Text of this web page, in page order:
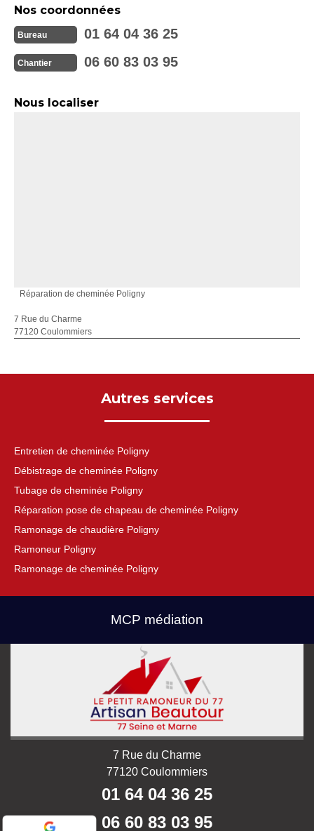
Nos coordonnées
Bureau 01 64 04 36 25
Chantier 06 60 83 03 95
Nous localiser
Réparation de cheminée Poligny
7 Rue du Charme
77120 Coulommiers
Autres services
Entretien de cheminée Poligny
Débistrage de cheminée Poligny
Tubage de cheminée Poligny
Réparation pose de chapeau de cheminée Poligny
Ramonage de chaudière Poligny
Ramoneur Poligny
Ramonage de cheminée Poligny
MCP médiation
7 Rue du Charme
77120 Coulommiers
01 64 04 36 25
06 60 83 03 95